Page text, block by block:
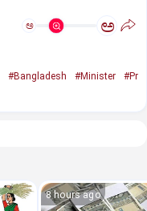
ಅ ಅ
#Bangladesh #Minister
#Pr
8 hours ago